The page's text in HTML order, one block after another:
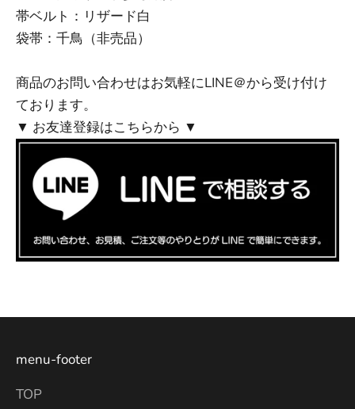
帯ベルト： リザード白
袋帯：千鳥（非売品）
商品のお問い合わせはお気軽にLINE＠から受け付け
ております。
▼ お友達登録はこちらから ▼
menu-footer
TOP